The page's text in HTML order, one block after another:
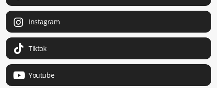
Instagram
Tiktok
Youtube